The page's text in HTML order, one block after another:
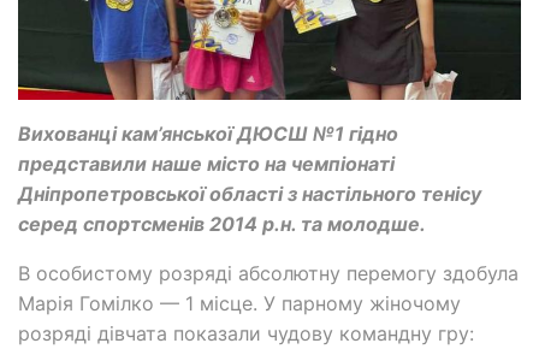
Вихованці кам’янської ДЮСШ №1 гідно
представили наше місто на чемпіонаті
Дніпропетровської області з настільного тенісу
серед спортсменів 2014 р.н. та молодше.
В особистому розряді абсолютну перемогу здобула
Марія Гомілко — 1 місце. У парному жіночому
розряді дівчата показали чудову командну гру: